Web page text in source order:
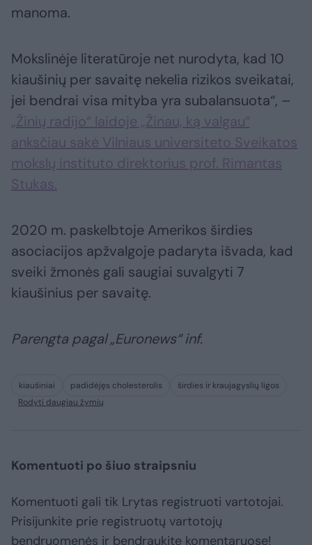
manoma.
Mokslinėje literatūroje net nurodyta, kad 10
kiaušinių per savaitę nekelia rizikos sveikatai,
jei bendrai visa mityba yra subalansuota“, –
„Žinių radijo“ laidoje „Žinau, ką valgau“
anksčiau sakė Vilniaus universiteto Sveikatos
mokslų instituto direktorius prof. Rimantas
Stukas.
2020 m. paskelbtoje Amerikos širdies
asociacijos apžvalgoje padaryta išvada, kad
sveiki žmonės gali saugiai suvalgyti 7
kiaušinius per savaitę.
Parengta pagal „Euronews“ inf.
kiaušiniai padidėjęs cholesterolis
širdies ir kraujagyslių ligos
Rodyti daugiau žymių
Komentuoti po šiuo straipsniu
Komentuoti gali tik Lrytas registruoti vartotojai.
Prisijunkite prie registruotų vartotojų
bendruomenės ir bendraukite komentaruose!